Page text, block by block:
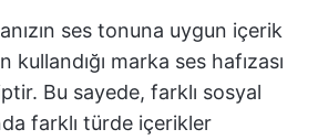
ses tonuna uygun içerik
kullandığı marka ses hafızası
Bu sayede, farklı sosyal
farklı türde içerikler